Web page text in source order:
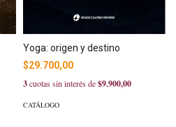
Yoga: origen y destino
$29.700,00
3cuotas sin interés de$9.900,00
CATÁLOGO